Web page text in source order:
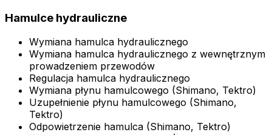
Hamulce hydrauliczne
Wymiana hamulca hydraulicznego
Wymiana hamulca hydraulicznego z wewnętrznym
prowadzeniem przewodów
Regulacja hamulca hydraulicznego
Wymiana płynu hamulcowego (Shimano, Tektro)
Uzupełnienie płynu hamulcowego (Shimano,
Tektro)
Odpowietrzenie hamulca (Shimano, Tektro)